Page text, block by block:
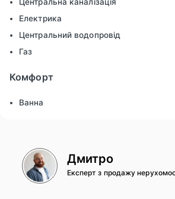
Центральна каналізація
Електрика
Центральний водопровід
Газ
Комфорт
Ванна
Дмитро
Експерт з продажу